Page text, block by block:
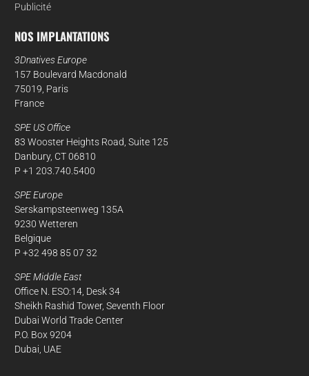
Publicité
NOS IMPLANTATIONS
3Dnatives Europe
157 Boulevard Macdonald
75019, Paris
France
SPE US Office
83 Wooster Heights Road, Suite 125
Danbury, CT 06810
P +1 203.740.5400
SPE Europe
Serskampsteenweg 135A
9230 Wetteren
Belgique
P +32 498 85 07 32
SPE Middle East
Office N. ESO:14, Desk 34
Sheikh Rashid Tower, Seventh Floor
Dubai World Trade Center
P.O. Box 9204
Dubai, UAE